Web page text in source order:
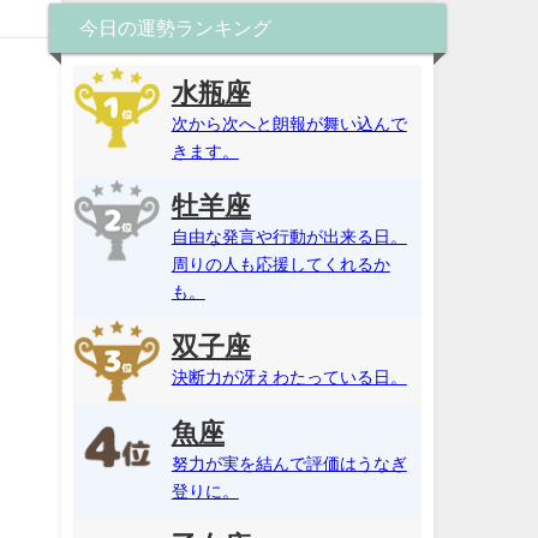
今日の運勢ランキング
水瓶座
次から次へと朗報が舞い込んで
きます。
牡羊座
自由な発言や行動が出来る日。
周りの人も応援してくれるか
も。
双子座
決断力が冴えわたっている日。
魚座
努力が実を結んで評価はうなぎ
登りに。